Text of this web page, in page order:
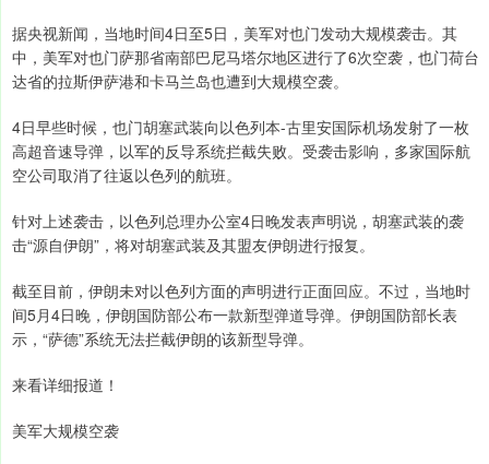
据央视新闻，当地时间4日至5日，美军对也门发动大规模袭击。其
中，美军对也门萨那省南部巴尼马塔尔地区进行了6次空袭，也门荷台
达省的拉斯伊萨港和卡马兰岛也遭到大规模空袭。
4日早些时候，也门胡塞武装向以色列本-古里安国际机场发射了一枚
高超音速导弹，以军的反导系统拦截失败。受袭击影响，多家国际航
空公司取消了往返以色列的航班。
针对上述袭击，以色列总理办公室4日晚发表声明说，胡塞武装的袭
击“源自伊朗”，将对胡塞武装及其盟友伊朗进行报复。
截至目前，伊朗未对以色列方面的声明进行正面回应。不过，当地时
间5月4日晚，伊朗国防部公布一款新型弹道导弹。伊朗国防部长表
示，“萨德”系统无法拦截伊朗的该新型导弹。
来看详细报道！
美军大规模空袭